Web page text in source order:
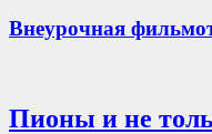
Внеурочная
Пионы и не